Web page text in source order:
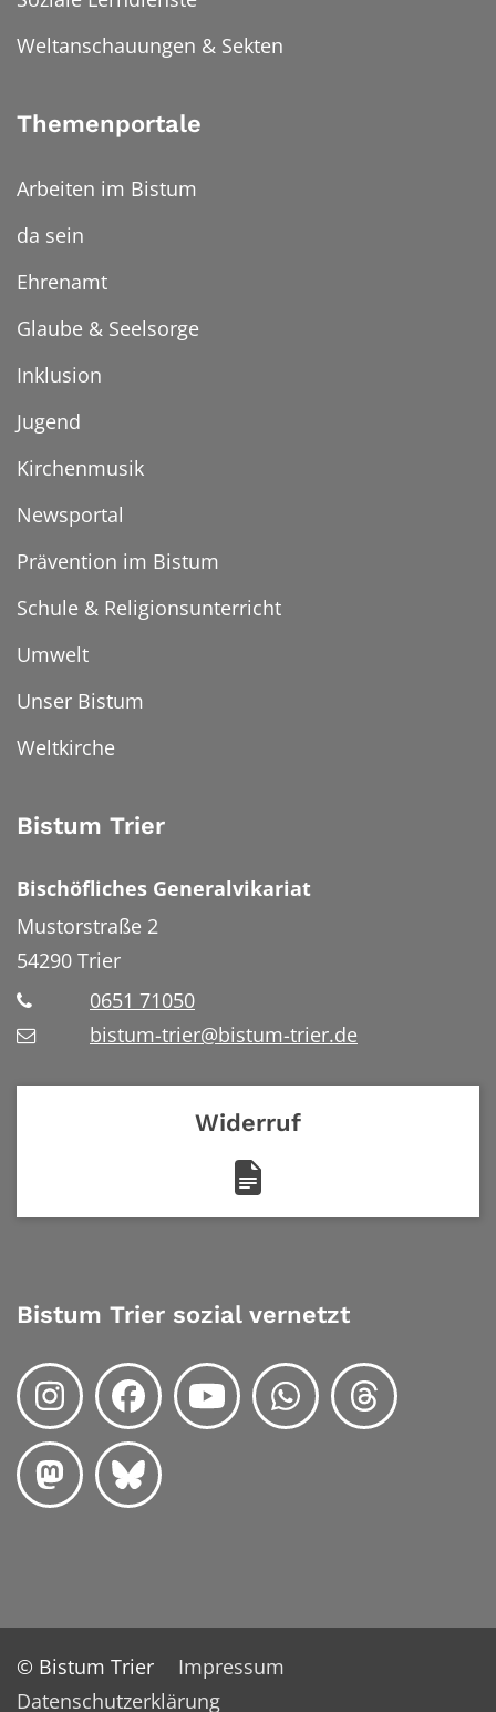
Weltanschauungen & Sekten
Themenportale
Arbeiten im Bistum
da sein
Ehrenamt
Glaube & Seelsorge
Inklusion
Jugend
Kirchenmusik
Newsportal
Prävention im Bistum
Schule & Religionsunterricht
Umwelt
Unser Bistum
Weltkirche
Bistum Trier
Bischöfliches Generalvikariat
Mustorstraße 2
54290 Trier
0651 71050
bistum-trier@bistum-trier.de
Widerruf
Bistum Trier sozial vernetzt
© Bistum Trier
Impressum
Datenschutzerklärung